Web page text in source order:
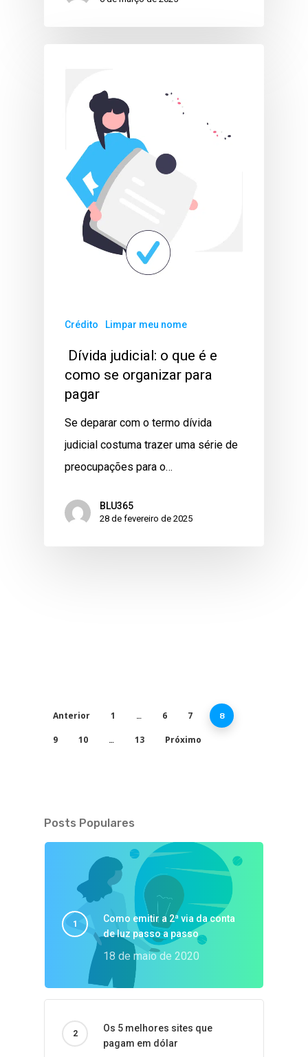
Crédito Limpar meu nome
Dívida judicial: o que é e
como se organizar para
pagar
Se deparar com o termo dívida
judicial costuma trazer uma série de
preocupações para o…
BLU365
28 de fevereiro de 2025
Anterior 1 … 6 7 8
9 10 … 13 Próximo
Posts Populares
Como emitir a 2ª via da conta
de luz passo a passo
18 de maio de 2020
Os 5 melhores sites que
pagam em dólar